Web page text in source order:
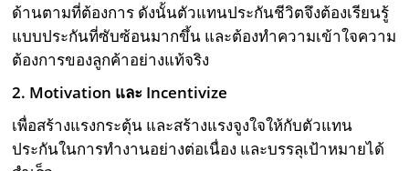
ด้านตามที่ต้องการ ดังนั้นตัวแทนประกันชีวิตจึงต้องเรียนรู้
แบบประกันที่ซับซ้อนมากขึ้น และต้องทำความเข้าใจความ
ต้องการของลูกค้าอย่างแท้จริง
2. Motivation และ Incentivize
เพื่อสร้างแรงกระตุ้น และสร้างแรงจูงใจให้กับตัวแทน
ประกันในการทำงานอย่างต่อเนื่อง และบรรลุเป้าหมายได้